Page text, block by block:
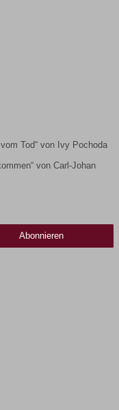
Tod“ von Ivy Pochoda
von Carl-Johan
Abonnieren